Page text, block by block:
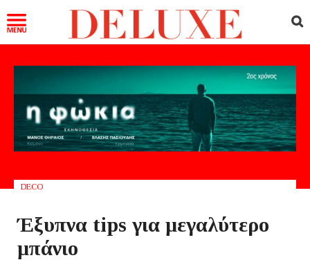
DECO
Έξυπνα tips για μεγαλύτερο
μπάνιο